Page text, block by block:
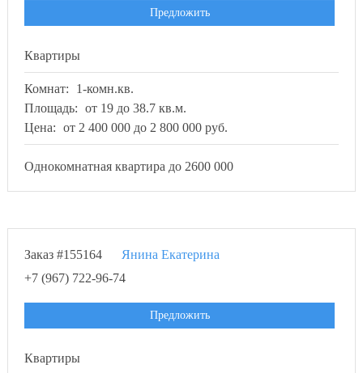
Предложить
Квартиры
Комнат:
1-комн.кв.
Площадь: от 19 до 38.7 кв.м.
Цена: от 2 400 000 до 2 800 000 руб.
Однокомнатная квартира до 2600 000
Заказ #155164
Янина Екатерина
+7 (967) 722-96-74
Предложить
Квартиры